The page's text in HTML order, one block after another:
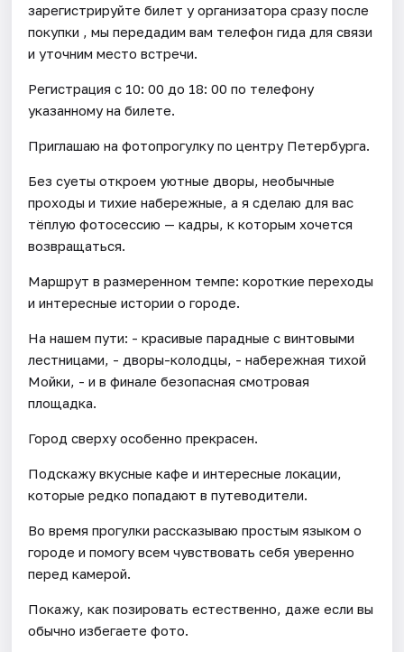
зарегистрируйте билет у организатора сразу после
покупки , мы передадим вам телефон гида для связи
и уточним место встречи.
Регистрация с 10: 00 до 18: 00 по телефону
указанному на билете.
Приглашаю на фотопрогулку по центру Петербурга.
Без суеты откроем уютные дворы, необычные
проходы и тихие набережные, а я сделаю для вас
тёплую фотосессию — кадры, к которым хочется
возвращаться.
Маршрут в размеренном темпе: короткие переходы
и интересные истории о городе.
На нашем пути: - красивые парадные с винтовыми
лестницами, - дворы-колодцы, - набережная тихой
Мойки, - и в финале безопасная смотровая
площадка.
Город сверху особенно прекрасен.
Подскажу вкусные кафе и интересные локации,
которые редко попадают в путеводители.
Во время прогулки рассказываю простым языком о
городе и помогу всем чувствовать себя уверенно
перед камерой.
Покажу, как позировать естественно, даже если вы
обычно избегаете фото.